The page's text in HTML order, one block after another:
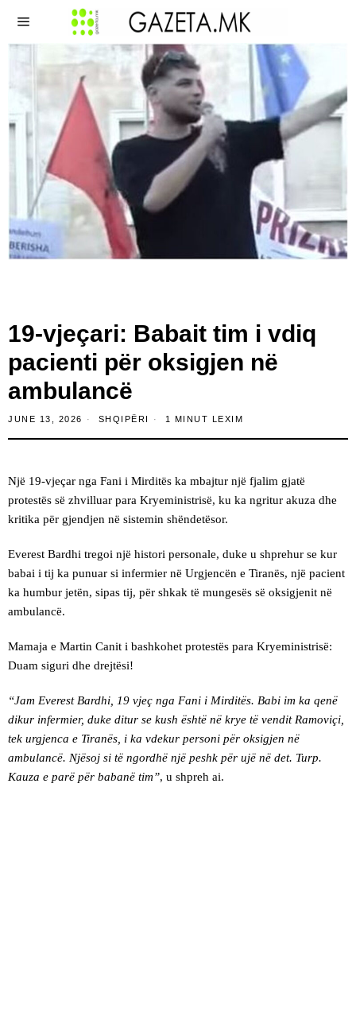
19-vjeçari: Babait tim i vdiq
pacienti për oksigjen në
ambulancë
JUNE 13, 2026 SHQIPËRI 1 MINUT LEXIM
Një 19-vjeçar nga Fani i Mirditës ka mbajtur një fjalim gjatë
protestës së zhvilluar para Kryeministrisë, ku ka ngritur akuza dhe
kritika për gjendjen në sistemin shëndetësor.
Everest Bardhi tregoi një histori personale, duke u shprehur se kur
babai i tij ka punuar si infermier në Urgjencën e Tiranës, një pacient
ka humbur jetën, sipas tij, për shkak të mungesës së oksigjenit në
ambulancë.
Mamaja e Martin Canit i bashkohet protestës para Kryeministrisë:
Duam siguri dhe drejtësi!
“Jam Everest Bardhi, 19 vjeç nga Fani i Mirditës. Babi im ka qenë
dikur infermier, duke ditur se kush është në krye të vendit Ramoviçi,
tek urgjenca e Tiranës, i ka vdekur personi për oksigjen në
ambulancë. Njësoj si të ngordhë një peshk për ujë në det. Turp.
Kauza e parë për babanë tim”, u shpreh ai.